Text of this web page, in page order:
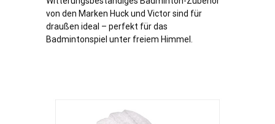
von den Marken Huck und Victor sind für
draußen ideal – perfekt für das
Badmintonspiel unter freiem Himmel.